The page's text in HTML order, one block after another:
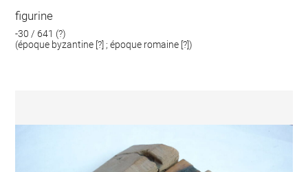
figurine
-30 / 641 (?)
(époque byzantine [?] ; époque romaine [?])